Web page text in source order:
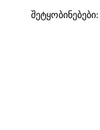
შეტყობინებები: